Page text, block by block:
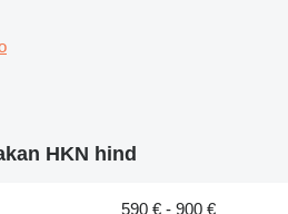
HKN hind
590 € - 900 €